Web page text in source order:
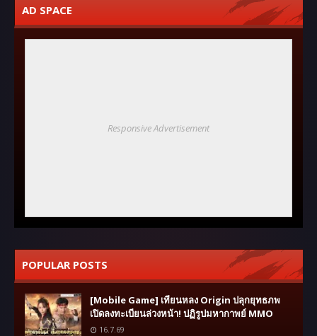
AD SPACE
Responsive Advertisement
POPULAR POSTS
[Mobile Game] เทียนหลง Origin ปลุกยุทธภพ
เปิดลงทะเบียนล่วงหน้า! ปฏิรูปมหากาพย์ MMO
16.7.69